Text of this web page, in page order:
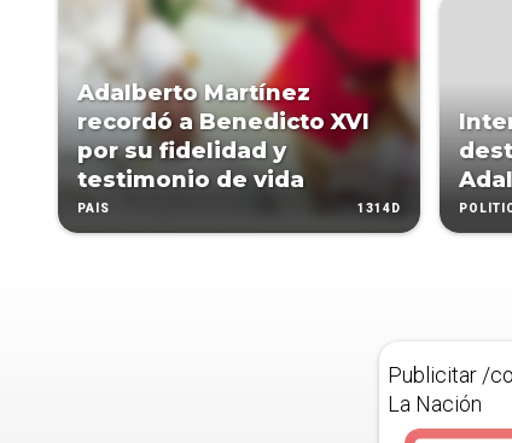
Adalberto Martínez
recordó a Benedicto XVI
por su fidelidad y
testimonio de vida
PAÍS 1314D
Publicitar /
La Nación